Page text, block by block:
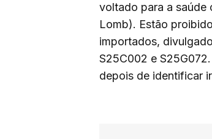
voltado para a saúde
Lomb). Estão
importados,
S25C002 e
depois de identificar